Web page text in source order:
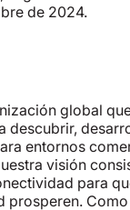
de 2024.
global
descubrir,
entornos
visión
para
prosperen.